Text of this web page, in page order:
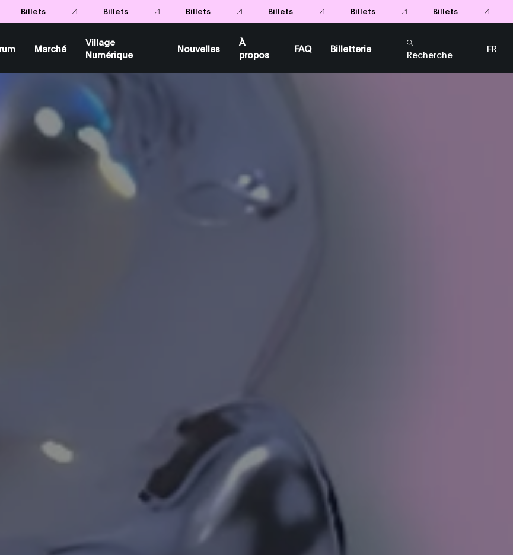
Billets Billets Billets Billets Billets Billets
Marché
Village
Numérique
Nouvelles
À
propos
FAQ Billetterie
Recherche
FR